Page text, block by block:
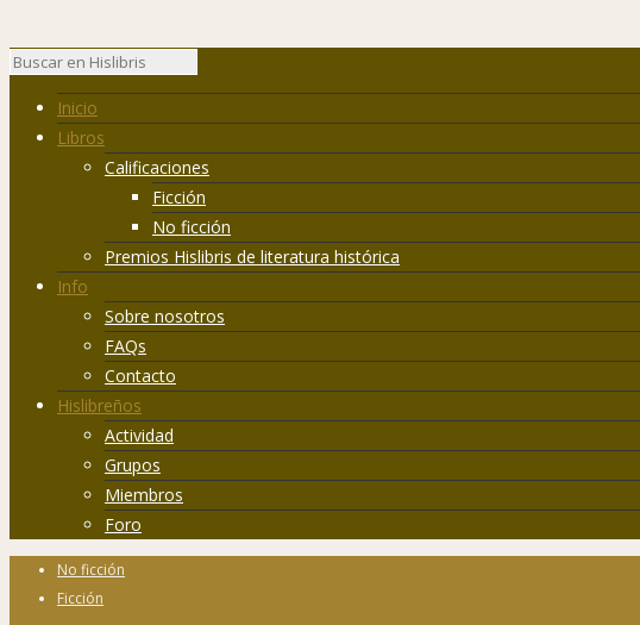
Inicio
Libros
Calificaciones
Ficción
No ficción
Premios Hislibris de literatura histórica
Info
Sobre nosotros
FAQs
Contacto
Hislibreños
Actividad
Grupos
Miembros
Foro
No ficción
Ficción